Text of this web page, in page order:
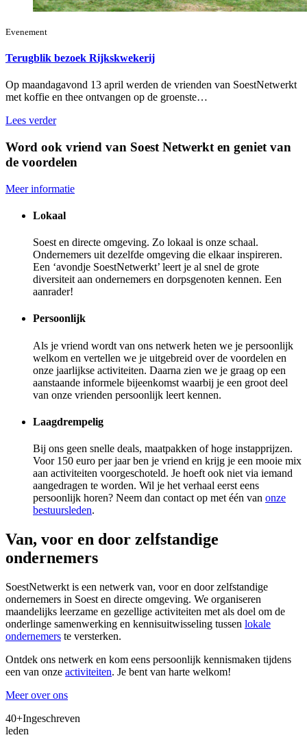
Evenement
Terugblik bezoek Rijkskwekerij
Op maandagavond 13 april werden de vrienden van SoestNetwerkt
met koffie en thee ontvangen op de groenste…
Lees verder
Word ook vriend van Soest Netwerkt en geniet van
de voordelen
Meer informatie
Lokaal
Soest en directe omgeving. Zo lokaal is onze schaal.
Ondernemers uit dezelfde omgeving die elkaar inspireren.
Een ‘avondje SoestNetwerkt’ leert je al snel de grote
diversiteit aan ondernemers en dorpsgenoten kennen. Een
aanrader!
Persoonlijk
Als je vriend wordt van ons netwerk heten we je persoonlijk
welkom en vertellen we je uitgebreid over de voordelen en
onze jaarlijkse activiteiten. Daarna zien we je graag op een
aanstaande informele bijeenkomst waarbij je een groot deel
van onze vrienden persoonlijk leert kennen.
Laagdrempelig
Bij ons geen snelle deals, maatpakken of hoge instapprijzen.
Voor 150 euro per jaar ben je vriend en krijg je een mooie mix
aan activiteiten voorgeschoteld. Je hoeft ook niet via iemand
aangedragen te worden. Wil je het verhaal eerst eens
persoonlijk horen? Neem dan contact op met één van onze
bestuursleden.
Van, voor en door zelfstandige
ondernemers
SoestNetwerkt is een netwerk van, voor en door zelfstandige
ondernemers in Soest en directe omgeving. We organiseren
maandelijks leerzame en gezellige activiteiten met als doel om de
onderlinge samenwerking en kennisuitwisseling tussen lokale
ondernemers te versterken.
Ontdek ons netwerk en kom eens persoonlijk kennismaken tijdens
een van onze activiteiten. Je bent van harte welkom!
Meer over ons
40+Ingeschreven
leden